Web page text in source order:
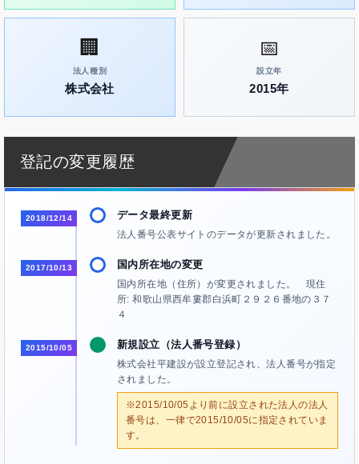
🏢
法人種別
株式会社
📅
設立年
2015年
登記の変更履歴
2018/12/14 データ最終更新
法人番号公表サイトのデータが更新されました。
2017/10/13 国内所在地の変更
国内所在地（住所）が変更されました。 現住
所: 和歌山県西牟婁郡白浜町２９２６番地の３７
４
2015/10/05 新規設立（法人番号登録）
株式会社平建設が設立登記され、法人番号が指定
されました。
※2015/10/05より前に設立された法人の法人
番号は、一律で2015/10/05に指定されていま
す。